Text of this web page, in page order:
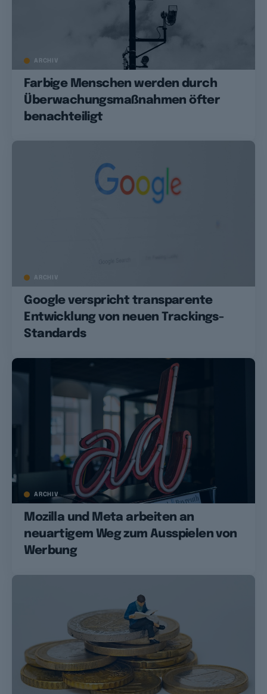
ARCHIV
Farbige Menschen werden durch
Überwachungsmaßnahmen öfter
benachteiligt
ARCHIV
Google verspricht transparente
Entwicklung von neuen Trackings-
Standards
ARCHIV
Mozilla und Meta arbeiten an
neuartigem Weg zum Ausspielen von
Werbung